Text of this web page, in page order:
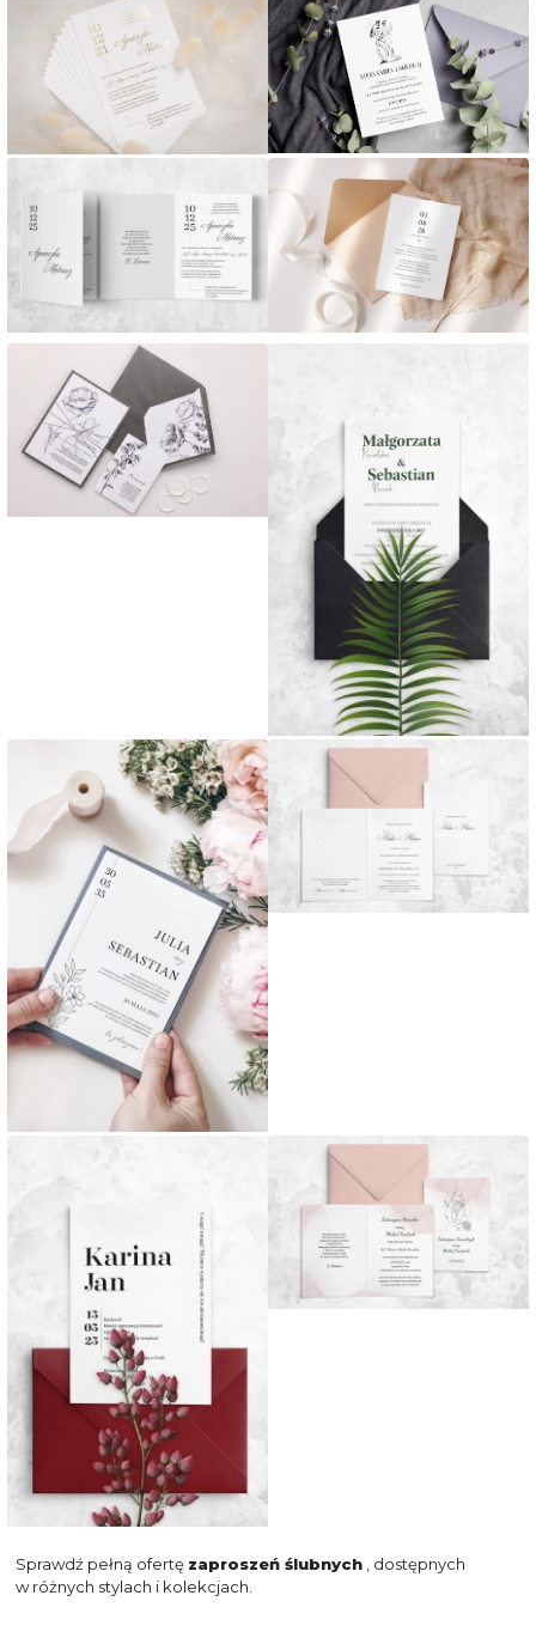
Sprawdź pełną ofertę zaproszeń ślubnych , dostępnych
w różnych stylach i kolekcjach.